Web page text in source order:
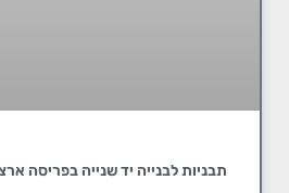
תבניות לבנייה יד שנייה בפריסה